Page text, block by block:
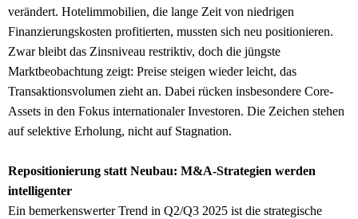
verändert. Hotelimmobilien, die lange Zeit von niedrigen
Finanzierungskosten profitierten, mussten sich neu positionieren.
Zwar bleibt das Zinsniveau restriktiv, doch die jüngste
Marktbeobachtung zeigt: Preise steigen wieder leicht, das
Transaktionsvolumen zieht an. Dabei rücken insbesondere Core-
Assets in den Fokus internationaler Investoren. Die Zeichen stehen
auf selektive Erholung, nicht auf Stagnation.
Repositionierung statt Neubau: M&A-Strategien werden
intelligenter
Ein bemerkenswerter Trend in Q2/Q3 2025 ist die strategische